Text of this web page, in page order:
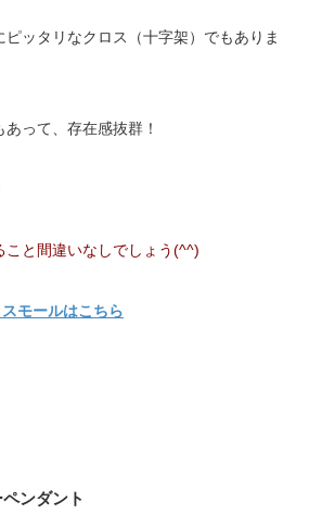
ッタリなクロス（十字架）でもありま
って、存在感抜群！
こと間違いなしでしょう(^^)
モールはこちら
ンダント